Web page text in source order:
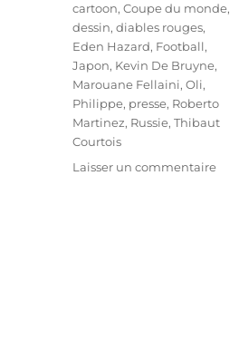
cartoon,Coupe du monde,
dessin,diables rouges,
Eden Hazard, Football,
Japon, Kevin De Bruyne,
Marouane Fellaini,Oli,
Philippe, presse, Roberto
Martinez, Russie,Thibaut
Courtois
Laisser un commentairesur